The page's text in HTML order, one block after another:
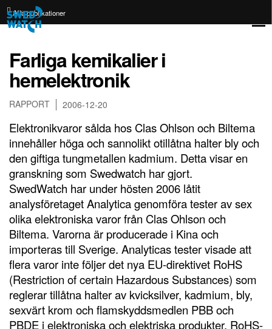
Alla publikationer
2006-12-20
Farliga kemikalier i
hemelektronik
RAPPORT
Elektronikvaror sålda hos Clas Ohlson och Biltema
innehåller höga och sannolikt otillåtna halter bly och
den giftiga tungmetallen kadmium. Detta visar en
granskning som Swedwatch har gjort.
SwedWatch har under hösten 2006 låtit
analysföretaget Analytica genomföra tester av sex
olika elektroniska varor från Clas Ohlson och
Biltema. Varorna är producerade i Kina och
importeras till Sverige. Analyticas tester visade att
flera varor inte följer det nya EU-direktivet RoHS
(Restriction of certain Hazardous Substances) som
reglerar tillåtna halter av kvicksilver, kadmium, bly,
sexvärt krom och flamskyddsmedlen PBB och
PBDE i elektroniska och elektriska produkter. RoHS-